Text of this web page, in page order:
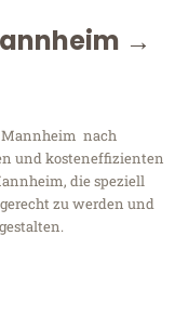
→
Mannheim nach
und kosteneffizienten
die speziell
zu werden und